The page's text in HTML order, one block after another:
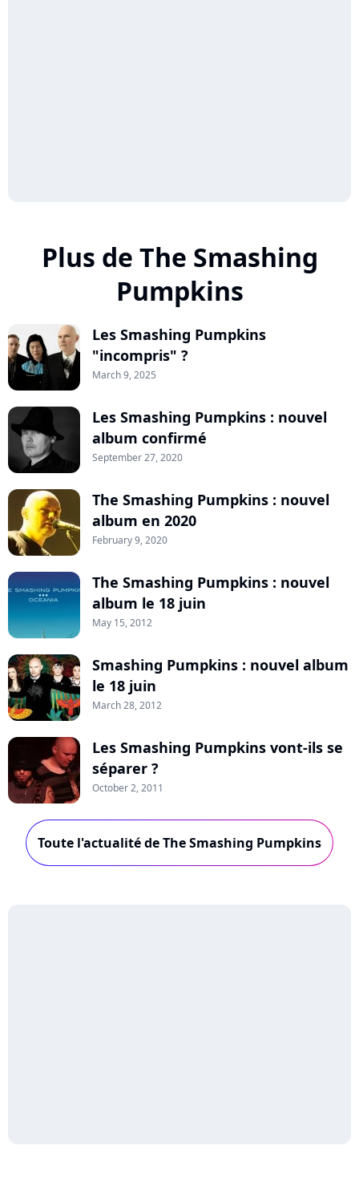
Plus de The Smashing
Pumpkins
Les Smashing Pumpkins
"incompris" ?
March 9, 2025
Les Smashing Pumpkins : nouvel
album confirmé
September 27, 2020
The Smashing Pumpkins : nouvel
album en 2020
February 9, 2020
The Smashing Pumpkins : nouvel
album le 18 juin
May 15, 2012
Smashing Pumpkins : nouvel album
le 18 juin
March 28, 2012
Les Smashing Pumpkins vont-ils se
séparer ?
October 2, 2011
Toute l'actualité de The Smashing Pumpkins